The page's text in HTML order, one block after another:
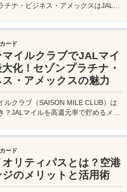
チナ・ビジネス・アメックスはJALマ
ード
マイルクラブでJALマイ
化！セゾンプラチナ・
ス・アメックスの魅力
ルクラブ（SAISON MILE CLUB）は
？JALマイルを高還元率で貯めるメリ
ード
リティパスとは？空港
ジのメリットと活用術